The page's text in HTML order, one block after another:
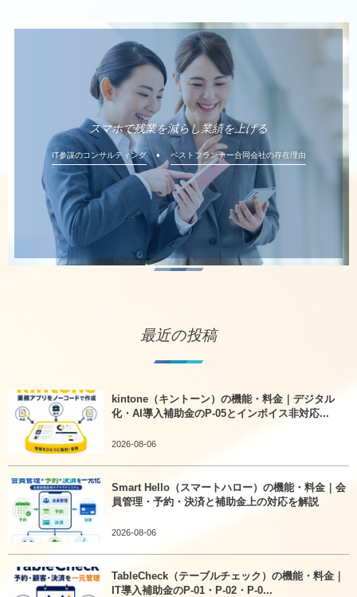
スマホで残業を減らし業績を上げる
IT参謀のコンサルティング ベストプランナー合同会社の存在理由
最近の投稿
kintone（キントーン）の機能・料金｜デジタル
化・AI導入補助金のP-05とインボイス非対応...
2026-08-06
Smart Hello（スマートハロー）の機能・料金｜会
員管理・予約・決済と補助金上の対応を解説
2026-08-06
TableCheck（テーブルチェック）の機能・料金｜
IT導入補助金のP-01・P-02・P-0...